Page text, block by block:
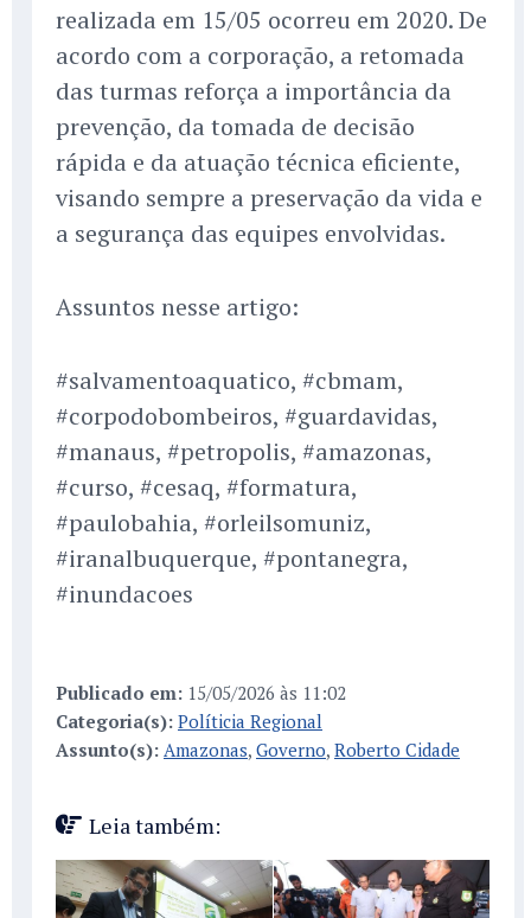
realizada em 15/05 ocorreu em 2020. De
acordo com a corporação, a retomada
das turmas reforça a importância da
prevenção, da tomada de decisão
rápida e da atuação técnica eficiente,
visando sempre a preservação da vida e
a segurança das equipes envolvidas.
Assuntos nesse artigo:
#salvamentoaquatico, #cbmam,
#corpodobombeiros, #guardavidas,
#manaus, #petropolis, #amazonas,
#curso, #cesaq, #formatura,
#paulobahia, #orleilsomuniz,
#iranalbuquerque, #pontanegra,
#inundacoes
Publicado em: 15/05/2026 às 11:02
Categoria(s): Políticia Regional
Assunto(s): Amazonas, Governo, Roberto Cidade
Leia também: